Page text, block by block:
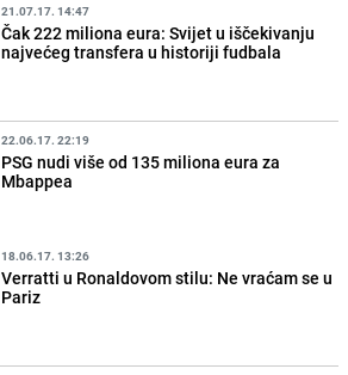
21.07.17. 14:47
Čak 222 miliona eura: Svijet u iščekivanju
najvećeg transfera u historiji fudbala
22.06.17. 22:19
PSG nudi više od 135 miliona eura za
Mbappea
18.06.17. 13:26
Verratti u Ronaldovom stilu: Ne vraćam se u
Pariz